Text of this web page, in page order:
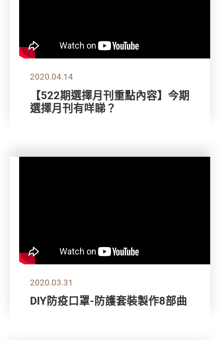
2020.04.14
【522期選擇月刊重點內容】今期
選擇月刊有咩睇？
2020.03.31
DIY防疫口罩-防護套裝製作8部曲